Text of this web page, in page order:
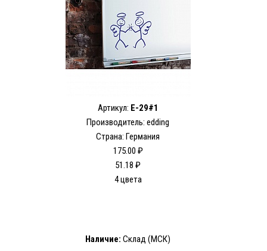
Артикул: E-29#1
Производитель: edding
Страна: Германия
175.00 ₽
51.18 ₽
4 цвета
Наличие: Склад (МСК)